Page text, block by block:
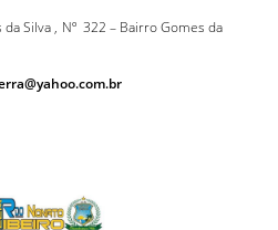
da Silva , Nº 322 – Bairro Gomes da